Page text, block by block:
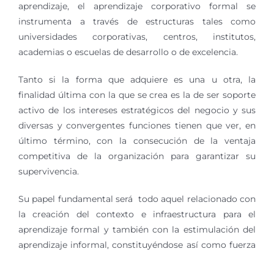
aprendizaje, el aprendizaje corporativo formal se
instrumenta a través de estructuras tales como
universidades corporativas, centros, institutos,
academias o escuelas de desarrollo o de excelencia.
Tanto si la forma que adquiere es una u otra, la
finalidad última con la que se crea es la de ser soporte
activo de los intereses estratégicos del negocio y sus
diversas y convergentes funciones tienen que ver, en
último término, con la consecución de la ventaja
competitiva de la organización para garantizar su
supervivencia.
Su papel fundamental será todo aquel relacionado con
la creación del contexto e infraestructura para el
aprendizaje formal y también con la estimulación del
aprendizaje informal, constituyéndose así como fuerza